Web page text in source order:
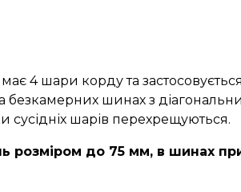
4 шари корду та
безкамерних шинах з
сусідніх шарів перехрещуються.
розміром до 75 мм, в шинах